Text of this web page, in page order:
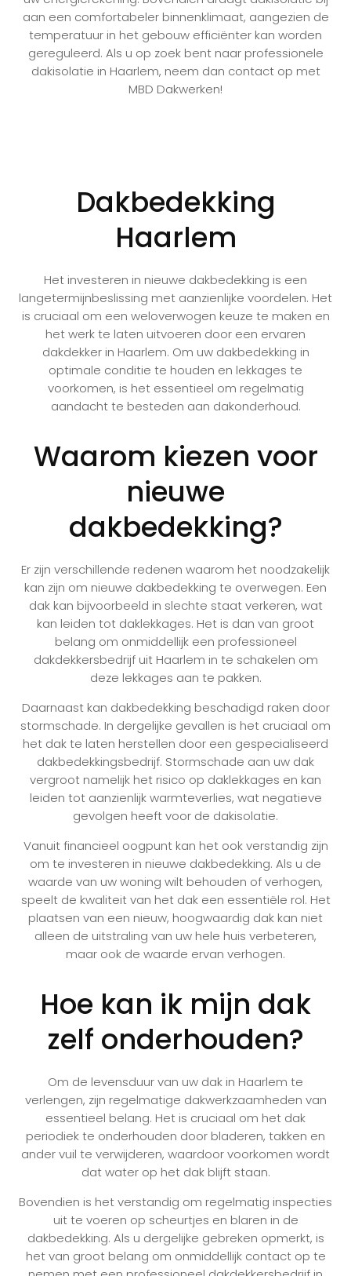
aan een comfortabeler binnenklimaat, aangezien de
temperatuur in het gebouw efficiënter kan worden
gereguleerd. Als u op zoek bent naar professionele
dakisolatie in Haarlem, neem dan contact op met
MBD Dakwerken!
Dakbedekking
Haarlem
Het investeren in nieuwe dakbedekking is een
langetermijnbeslissing met aanzienlijke voordelen. Het
is cruciaal om een weloverwogen keuze te maken en
het werk te laten uitvoeren door een ervaren
dakdekker in Haarlem. Om uw dakbedekking in
optimale conditie te houden en lekkages te
voorkomen, is het essentieel om regelmatig
aandacht te besteden aan dakonderhoud.
Waarom kiezen voor
nieuwe
dakbedekking?
Er zijn verschillende redenen waarom het noodzakelijk
kan zijn om nieuwe dakbedekking te overwegen. Een
dak kan bijvoorbeeld in slechte staat verkeren, wat
kan leiden tot daklekkages. Het is dan van groot
belang om onmiddellijk een professioneel
dakdekkersbedrijf uit Haarlem in te schakelen om
deze lekkages aan te pakken.
Daarnaast kan dakbedekking beschadigd raken door
stormschade. In dergelijke gevallen is het cruciaal om
het dak te laten herstellen door een gespecialiseerd
dakbedekkingsbedrijf. Stormschade aan uw dak
vergroot namelijk het risico op daklekkages en kan
leiden tot aanzienlijk warmteverlies, wat negatieve
gevolgen heeft voor de dakisolatie.
Vanuit financieel oogpunt kan het ook verstandig zijn
om te investeren in nieuwe dakbedekking. Als u de
waarde van uw woning wilt behouden of verhogen,
speelt de kwaliteit van het dak een essentiële rol. Het
plaatsen van een nieuw, hoogwaardig dak kan niet
alleen de uitstraling van uw hele huis verbeteren,
maar ook de waarde ervan verhogen.
Hoe kan ik mijn dak
zelf onderhouden?
Om de levensduur van uw dak in Haarlem te
verlengen, zijn regelmatige dakwerkzaamheden van
essentieel belang. Het is cruciaal om het dak
periodiek te onderhouden door bladeren, takken en
ander vuil te verwijderen, waardoor voorkomen wordt
dat water op het dak blijft staan.
Bovendien is het verstandig om regelmatig inspecties
uit te voeren op scheurtjes en blaren in de
dakbedekking. Als u dergelijke gebreken opmerkt, is
het van groot belang om onmiddellijk contact op te